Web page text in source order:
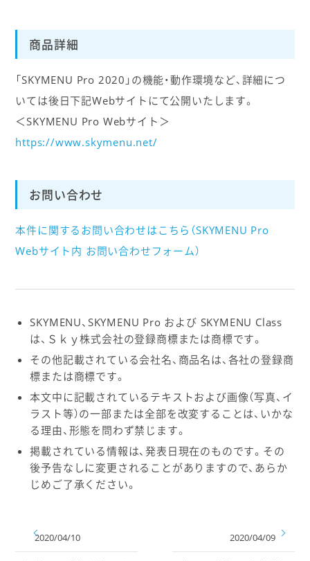
商品詳細
「SKYMENU Pro 2020」の機能・動作環境など、詳細につ
いては後日下記Webサイトにて公開いたします。
＜SKYMENU Pro Webサイト＞
https://www.skymenu.net/
お問い合わせ
本件に関するお問い合わせはこちら（SKYMENU Pro
Webサイト内 お問い合わせフォーム）
SKYMENU、SKYMENU Pro および SKYMENU Class
は、Ｓｋｙ株式会社の登録商標または商標です。
その他記載されている会社名、商品名は、各社の登録商
標または商標です。
本文中に記載されているテキストおよび画像（写真、イ
ラスト等）の一部または全部を改変することは、いかな
る理由、形態を問わず禁じます。
掲載されている情報は、発表日現在のものです。その
後予告なしに変更されることがありますので、あらか
じめご了承ください。
2020/04/10 2020/04/09